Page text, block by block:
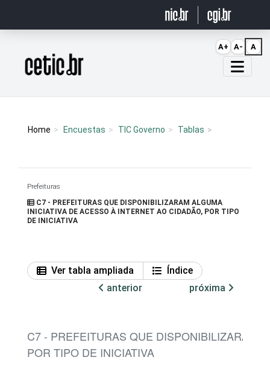
Página inicial
Home Encuestas TIC Governo Tablas
Prefeituras
C7 - PREFEITURAS QUE DISPONIBILIZARAM ALGUMA
INICIATIVA DE ACESSO À INTERNET AO CIDADÃO, POR TIPO
DE INICIATIVA
Ver tabla ampliada
Índice
anterior
próxima
C7 - PREFEITURAS QUE DISPONIBILIZARAM
POR TIPO DE INICIATIVA
A+ A- A